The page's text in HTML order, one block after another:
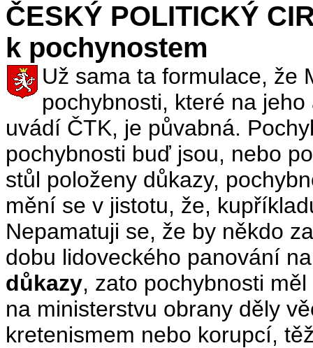
ČESKÝ POLITICKÝ
k pochynostem
Už sama ta formulace, že
pochybnosti, které na
uvádí ČTK, je půvabná.
pochybnosti buď jsou, nebo
stůl položeny důkazy,
mění se v jistotu, že,
Nepamatuji se, že by někdo
dobu lidoveckého panování
důkazy, zato pochybnosti
na ministerstvu obrany děly
kretenismem nebo korupcí,